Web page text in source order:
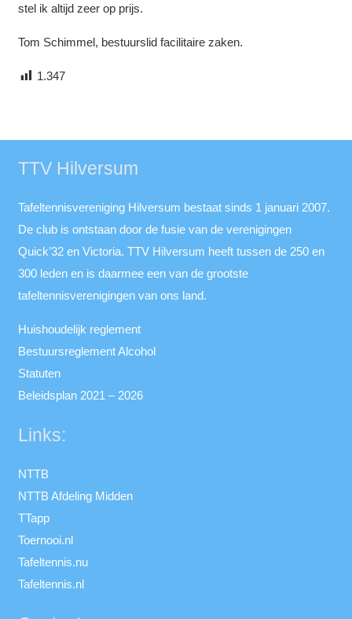
stel ik altijd zeer op prijs.
Tom Schimmel, bestuurslid facilitaire zaken.
1.347
TTV Hilversum
Tafeltennisvereniging Hilversum bestaat sinds 1 januari 2007.
De club is ontstaan door de fusie van de verenigingen
Quick’32 en Victoria. TTV Hilversum heeft tussen de 250 en
300 leden en is daarmee een van de grootste
tafeltennisverenigingen van ons land.
Huishoudelijk reglement
Bestuursreglement Alcohol
Statuten
Beleidsplan 2021 – 2026
Links:
NTTB
NTTB Afdeling Midden
TTapp
Toernooi.nl
Tafeltennis.nu
Tafeltennis.nl